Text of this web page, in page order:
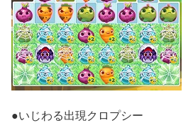
●いじわる出現クロプシー